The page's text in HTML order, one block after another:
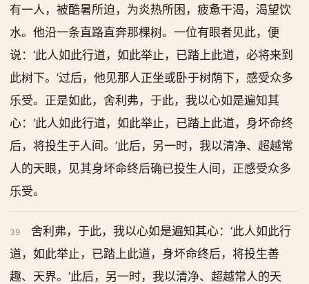
有一人，被酷暑所迫，为炎热所困，疲惫干渴，渴望饮
水。他沿一条直路直奔那棵树。一位有眼者见此，便
说：‘此人如此行道，如此举止，已踏上此道，必将来到
此树下。’过后，他见那人正坐或卧于树荫下，感受众多
乐受。正是如此，舍利弗，于此，我以心如是遍知其
心：‘此人如此行道，如此举止，已踏上此道，身坏命终
后，将投生于人间。’此后，另一时，我以清净、超越常
人的天眼，见其身坏命终后确已投生人间，正感受众多
乐受。
39
舍利弗，于此，我以心如是遍知其心：‘此人如此行
道，如此举止，已踏上此道，身坏命终后，将投生善
趣、天界。’此后，另一时，我以清净、超越常人的天